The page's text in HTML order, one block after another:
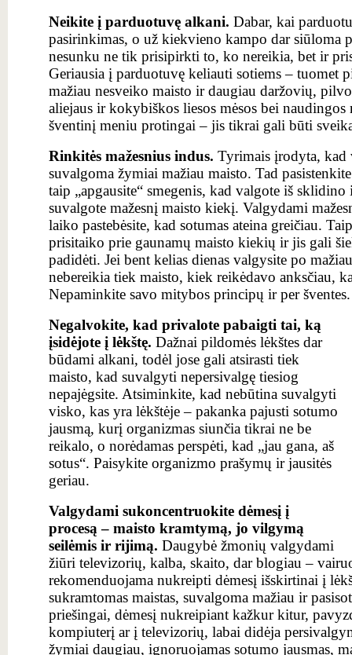
Neikite į parduotuvę alkani. Dabar, kai
pasirinkimas, o už kiekvieno kampo dar siūloma
nesunku ne tik prisipirkti to, ko nereikia, bet ir
Geriausia į parduotuvę keliauti sotiems – tuomet
mažiau nesveiko maisto ir daugiau daržovių,
aliejaus ir kokybiškos liesos mėsos bei
šventinį meniu protingai – jis tikrai gali būti
Rinkitės mažesnius indus. Tyrimais įrodyta, kad
suvalgoma žymiai mažiau maisto. Tad
taip „apgausite“ smegenis, kad valgote iš
suvalgote mažesnį maisto kiekį. Valgydami
laiko pastebėsite, kad sotumas ateina greičiau.
prisitaiko prie gaunamų maisto kiekių ir jis gali
padidėti. Jei bent kelias dienas valgysite po
nebereikia tiek maisto, kiek reikėdavo anksčiau,
Nepaminkite savo mitybos principų ir per šventes.
Negalvokite, kad privalote pabaigti tai, ką
įsidėjote į lėkštę. Dažnai pildomės lėkštes dar
būdami alkani, todėl jose gali atsirasti tiek
maisto, kad suvalgyti nepersivalgę tiesiog
nepajėgsite. Atsiminkite, kad nebūtina suvalgyti
visko, kas yra lėkštėje – pakanka pajusti sotumo
jausmą, kurį organizmas siunčia tikrai ne be
reikalo, o norėdamas perspėti, kad „jau gana, aš
sotus“. Paisykite organizmo prašymų ir jausitės
geriau.
Valgydami sukoncentruokite dėmesį į
procesą – maisto kramtymą, jo vilgymą
seilėmis ir rijimą. Daugybė žmonių valgydami
žiūri televizorių, kalba, skaito, dar blogiau –
rekomenduojama nukreipti dėmesį išskirtinai į
sukramtomas maistas, suvalgoma mažiau ir
priešingai, dėmesį nukreipiant kažkur kitur,
kompiuterį ar į televizorių, labai didėja
žymiai daugiau, ignoruojamas sotumo jausmas,